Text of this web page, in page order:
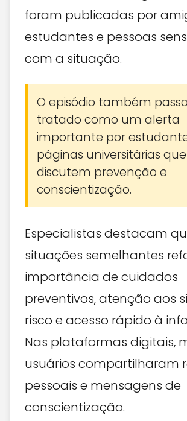
foram publicadas por
estudantes e pessoas
com a situação.
O episódio também
tratado como um alerta
importante por
páginas universitárias que
discutem prevenção e
conscientização.
Especialistas destacam
situações semelhantes
importância de cuidados
preventivos, atenção aos
risco e acesso rápido à
Nas plataformas digitais,
usuários compartilharam
pessoais e mensagens de
conscientização.